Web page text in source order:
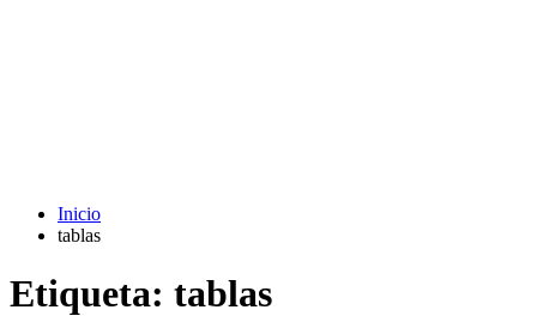
Inicio
tablas
Etiqueta: tablas